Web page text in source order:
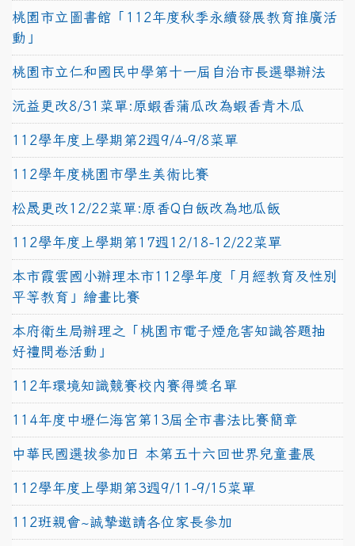
桃園市立圖書館「112年度秋季永續發展教育推廣活
動」
桃園市立仁和國民中學第十一屆自治市長選舉辦法
沅益更改8/31菜單:原蝦香蒲瓜改為蝦香青木瓜
112學年度上學期第2週9/4-9/8菜單
112學年度桃園市學生美術比賽
松晟更改12/22菜單:原香Q白飯改為地瓜飯
112學年度上學期第17週12/18-12/22菜單
本市霞雲國小辦理本市112學年度「月經教育及性別
平等教育」繪畫比賽
本府衛生局辦理之「桃園市電子煙危害知識答題抽
好禮問卷活動」
112年環境知識競賽校內賽得獎名單
114年度中壢仁海宮第13屆全市書法比賽簡章
中華民國選拔參加日 本第五十六回世界兒童畫展
112學年度上學期第3週9/11-9/15菜單
112班親會~誠摯邀請各位家長參加